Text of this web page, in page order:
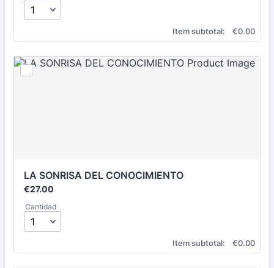
Item subtotal: €0.00
€0.00
LA SONRISA DEL CONOCIMIENTO
€27.00
€27.00
Cantidad
Item subtotal: €0.00
€0.00